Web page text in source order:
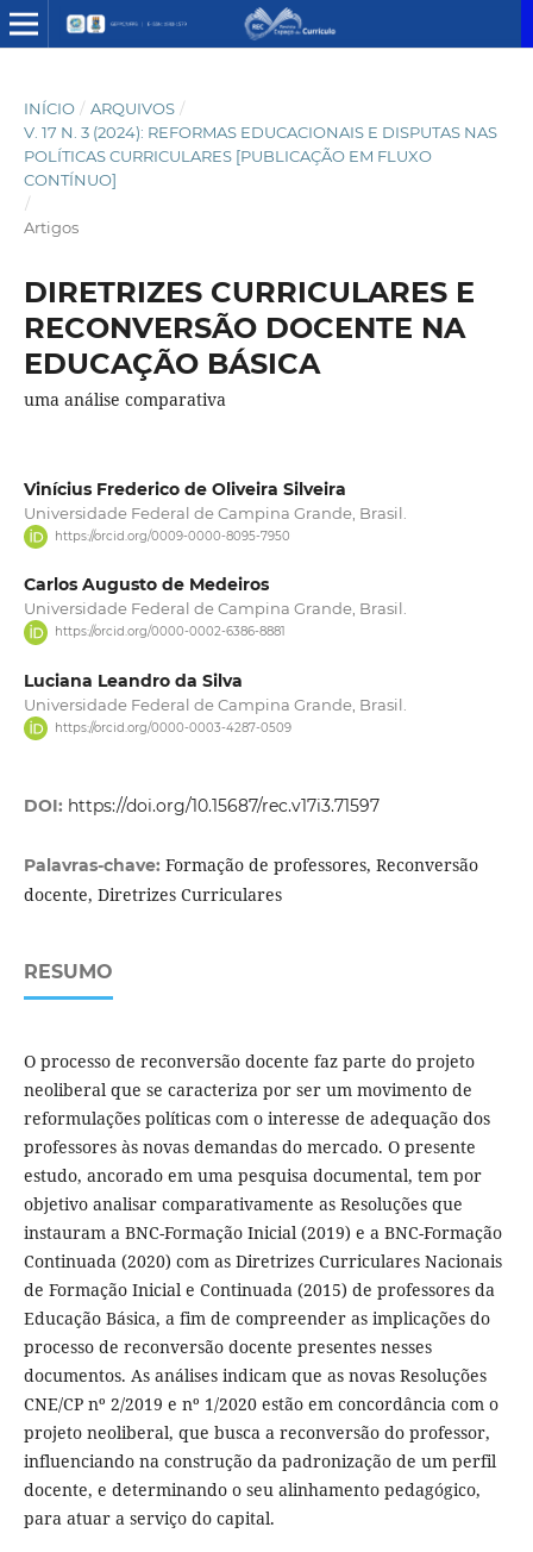
INÍCIO / ARQUIVOS /
V. 17 N. 3 (2024): REFORMAS EDUCACIONAIS E DISPUTAS NAS
POLÍTICAS CURRICULARES [PUBLICAÇÃO EM FLUXO
CONTÍNUO]
/
Artigos
DIRETRIZES CURRICULARES E
RECONVERSÃO DOCENTE NA
EDUCAÇÃO BÁSICA
uma análise comparativa
Vinícius Frederico de Oliveira Silveira
Universidade Federal de Campina Grande, Brasil.
https://orcid.org/0009-0000-8095-7950
Carlos Augusto de Medeiros
Universidade Federal de Campina Grande, Brasil.
https://orcid.org/0000-0002-6386-8881
Luciana Leandro da Silva
Universidade Federal de Campina Grande, Brasil.
https://orcid.org/0000-0003-4287-0509
DOI: https://doi.org/10.15687/rec.v17i3.71597
Palavras-chave: Formação de professores, Reconversão
docente, Diretrizes Curriculares
RESUMO
O processo de reconversão docente faz parte do projeto
neoliberal que se caracteriza por ser um movimento de
reformulações políticas com o interesse de adequação dos
professores às novas demandas do mercado. O presente
estudo, ancorado em uma pesquisa documental, tem por
objetivo analisar comparativamente as Resoluções que
instauram a BNC-Formação Inicial (2019) e a BNC-Formação
Continuada (2020) com as Diretrizes Curriculares Nacionais
de Formação Inicial e Continuada (2015) de professores da
Educação Básica, a fim de compreender as implicações do
processo de reconversão docente presentes nesses
documentos. As análises indicam que as novas Resoluções
CNE/CP nº 2/2019 e nº 1/2020 estão em concordância com o
projeto neoliberal, que busca a reconversão do professor,
influenciando na construção da padronização de um perfil
docente, e determinando o seu alinhamento pedagógico,
para atuar a serviço do capital.